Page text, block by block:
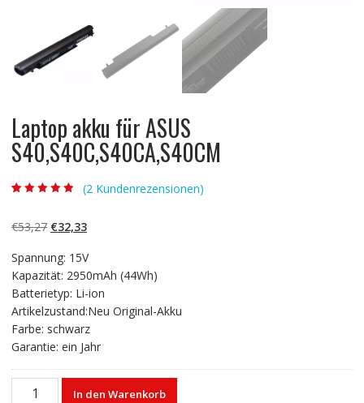
Laptop akku für ASUS
S40,S40C,S40CA,S40CM
basierend auf
Kundenbewert
(2 Kundenrezensionen)
€53,27 Ursprünglicher
war:
€53,27
€32,33Aktueller
ist:
€32,33.
Spannung: 15V
Kapazität: 2950mAh (44Wh)
Batterietyp: Li-ion
Artikelzustand:Neu Original-Akku
Farbe: schwarz
Garantie: ein Jahr
Laptop
In den Warenkorb